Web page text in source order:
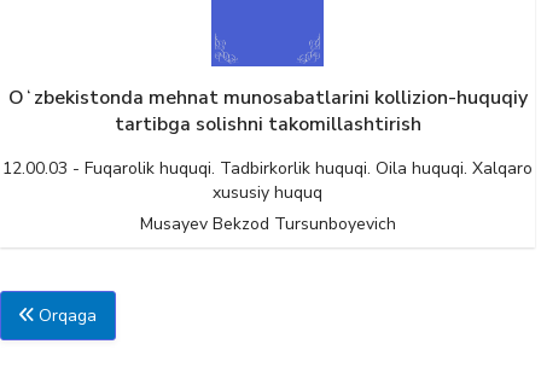
Oʻzbekistonda mehnat munosabatlarini kollizion-huquqiy
tartibga solishni takomillashtirish
12.00.03 - Fuqarolik huquqi. Tadbirkorlik huquqi. Oila huquqi. Xalqaro
xususiy huquq
Musayev Bekzod Tursunboyevich
Orqaga